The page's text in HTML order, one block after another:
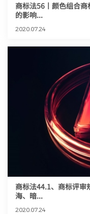
商标法56丨颜色组合
的影响...
2020.07.24
商标法44.1、商标评审
海、暗...
2020.07.24